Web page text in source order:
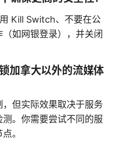
Kill Switch、不要在公
如网银登录），并关闭
加拿大以外的流媒体
但实际效果取决于服务
。你需要尝试不同的服
。